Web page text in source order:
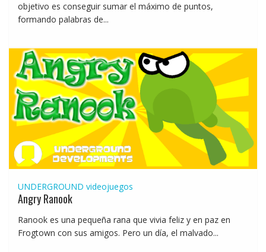
objetivo es conseguir sumar el máximo de puntos,
formando palabras de...
UNDERGROUND videojuegos
Angry Ranook
Ranook es una pequeña rana que vivia feliz y en paz en
Frogtown con sus amigos. Pero un día, el malvado...